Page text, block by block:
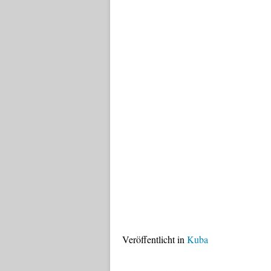
Veröffentlicht in Kuba